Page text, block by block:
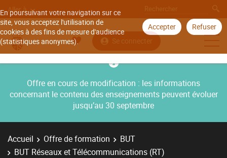
En poursuivant votre navigation sur ce
site, vous acceptez l'utilisation de
cookies à des fins de mesure d'audience
(statistiques anonymes).
Accepter Refuser
Aller à
Se connecter
Offre en cours de modification : les informations
concernant le contenu des enseignements peuvent évoluer
jusqu’au 30 septembre
Accueil Offre de formation
BUT
BUT Réseaux et Télécommunications (RT)